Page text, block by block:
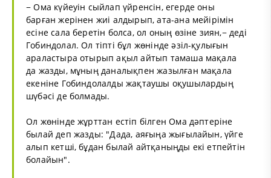
− Ома күйеуін сыйлап үйренсін, егерде оны
барған жерінен жиі алдырып, ата-ана мейірімін
есіне сала беретін болса, ол оның өзіне зиян,− деді
Гобиндолал. Ол тіпті бұл жөнінде әзіл-қулығын
араластыра отырып ақыл айтып тамаша мақала
да жазды, мұның даналықпен жазылған мақала
екеніне Гобиндолалды жақтаушы оқушылардың
шүбәсі де болмады.
Ол жөнінде жұрттан естіп білген Ома дәптеріне
былай деп жазды: "Дада, аяғыңа жығылайын, үйге
алып кетші, бұдан былай айтқаныңды екі етпейтін
болайын".